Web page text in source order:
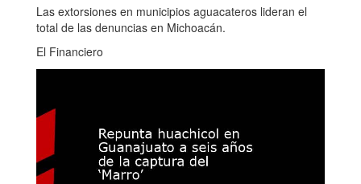
Las extorsiones en municipios aguacateros lideran el
total de las denuncias en Michoacán.
El Financiero